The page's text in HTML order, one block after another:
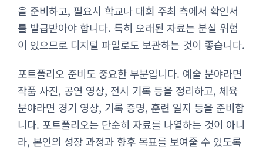
을 준비하고, 필요시 학교나 대회 주최 측에서 확인서
를 발급받아야 합니다. 특히 오래된 자료는 분실 위험
이 있으므로 디지털 파일로도 보관하는 것이 좋습니다.
포트폴리오 준비도 중요한 부분입니다. 예술 분야라면
작품 사진, 공연 영상, 전시 기록 등을 정리하고, 체육
분야라면 경기 영상, 기록 증명, 훈련 일지 등을 준비합
니다. 포트폴리오는 단순히 자료를 나열하는 것이 아니
라, 본인의 성장 과정과 향후 목표를 보여줄 수 있도록